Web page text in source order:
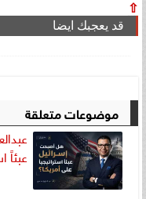
⇧
قد يعجبك ايضا
موضوعات متعلقة
عبئاً